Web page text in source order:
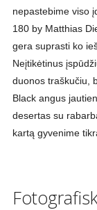
nepastebime viso
180 by Matthias
gera suprasti ko
Neįtikėtinus
duonos traškučiu,
Black angus
desertas su
kartą gyvenime